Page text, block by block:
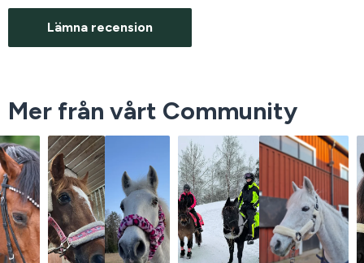
Lämna recension
Mer från vårt Community